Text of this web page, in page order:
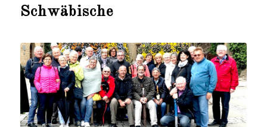
Schwäbische